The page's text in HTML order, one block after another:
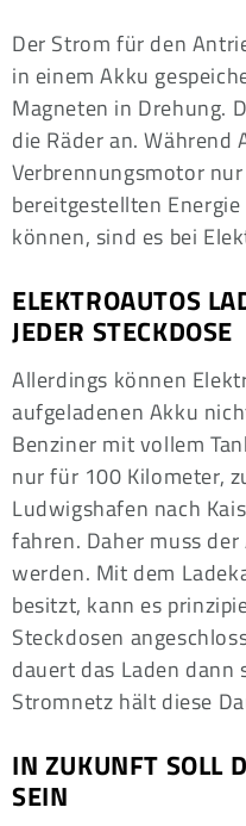
Der Strom für den
in einem Akku
Magneten in Drehung.
die Räder an. Während
Verbrennungsmotor
bereitgestellten
können, sind es bei
ELEKTROAUTOS
JEDER STECKDOSE
Allerdings können
aufgeladenen Akku
Benziner mit vollem
nur für 100 Kilometer,
Ludwigshafen nach
fahren. Daher muss
werden. Mit dem
besitzt, kann es
Steckdosen
dauert das Laden dann
Stromnetz hält diese
IN ZUKUNFT SOLL
SEIN